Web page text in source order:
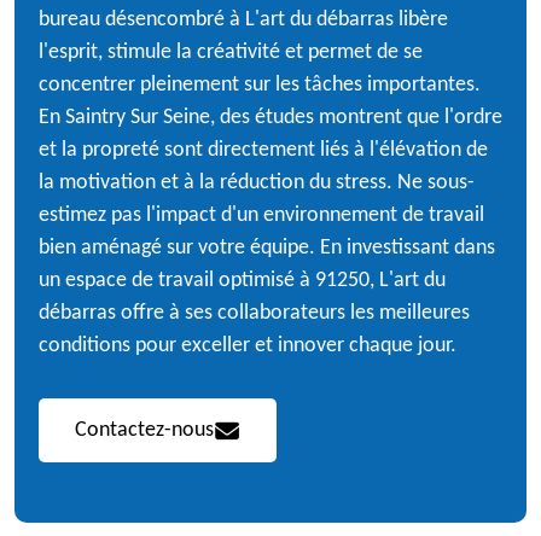
bureau désencombré à L'art du débarras libère
l'esprit, stimule la créativité et permet de se
concentrer pleinement sur les tâches importantes.
En Saintry Sur Seine, des études montrent que l'ordre
et la propreté sont directement liés à l'élévation de
la motivation et à la réduction du stress. Ne sous-
estimez pas l'impact d'un environnement de travail
bien aménagé sur votre équipe. En investissant dans
un espace de travail optimisé à 91250, L'art du
débarras offre à ses collaborateurs les meilleures
conditions pour exceller et innover chaque jour.
Contactez-nous